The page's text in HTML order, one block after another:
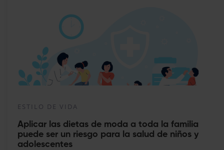
ESTILO DE VIDA
Aplicar las dietas de moda a toda la familia
puede ser un riesgo para la salud de niños y
adolescentes